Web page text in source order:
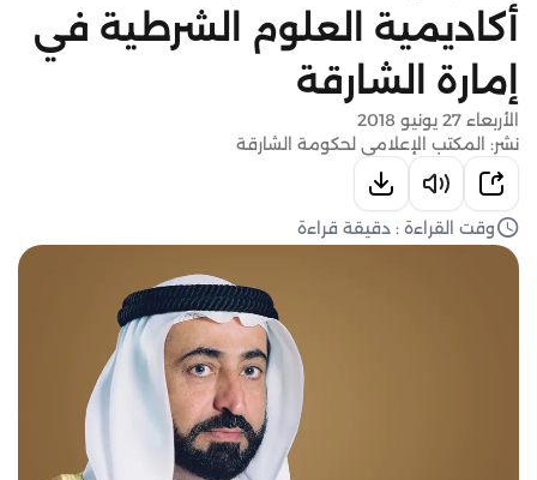
أكاديمية العلوم الشرطية في
إمارة الشارقة
الأربعاء 27 يونيو 2018
نشر: المكتب الإعلامي لحكومة الشارقة
وقت القراءة : دقيقة قراءة